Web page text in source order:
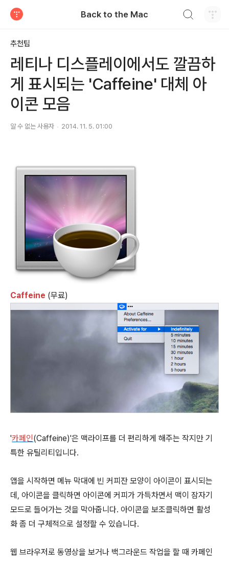
Back to the Mac
추천팁
레티나 디스플레이에서도 깔끔하
게 표시되는 'Caffeine' 대체 아
이콘 모음
알 수 없는 사용자 2014. 11. 5. 01:00
Caffeine (무료)
'카페인(Caffeine)'은 맥라이프를 더 편리하게 해주는 작지만 기
특한 유틸리티입니다.
앱을 시작하면 메뉴 막대에 빈 커피잔 모양이 아이콘이 표시되는
데, 아이콘을 클릭하면 아이콘에 커피가 가득차면서 맥이 잠자기
모드로 들어가는 것을 막아줍니다. 아이콘을 보조클릭하면 활성
화 좀 더 구체적으로 설정할 수 있습니다.
웹 브라우저로 동영상을 보거나 백그라운드 작업을 할 때 카페인